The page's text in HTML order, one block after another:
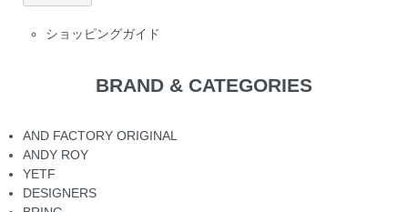
ショッピングガイド
BRAND & CATEGORIES
AND FACTORY ORIGINAL
ANDY ROY
YETF
DESIGNERS